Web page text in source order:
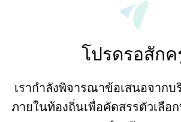
โปรดรอสักค
เรากำลังพิจารณาข้อเสนอจากบ
ภายในท้องถิ่นเพื่อคัดสรรตัวเลือ